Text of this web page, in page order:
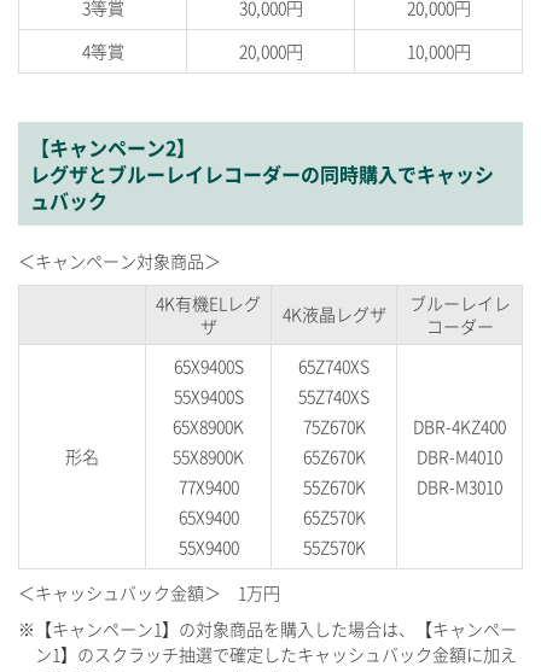
3等賞 30,000円
20,000円
4等賞
20,000円 10,000円
【キャンペーン2】
レグザとブルーレイレコーダーの同時購入でキャッシ
ュバック
＜キャンペーン対象商品＞
4K有機ELレグ
ザ
4K液晶レグザ
ブルーレイレ
コーダー
形名
65X9400S
55X9400S
65X8900K
55X8900K
77X9400
65X9400
55X9400
65Z740XS
55Z740XS
75Z670K
65Z670K
55Z670K
65Z570K
55Z570K
DBR-4KZ400
DBR-M4010
DBR-M3010
＜キャッシュバック金額＞ 1万円
※【キャンペーン1】の対象商品を購入した場合は、【キャンペー
ン1】のスクラッチ抽選で確定したキャッシュバック金額に加え